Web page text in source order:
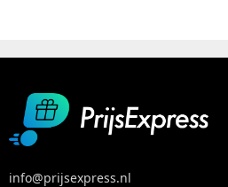
info@prijsexpress.nl